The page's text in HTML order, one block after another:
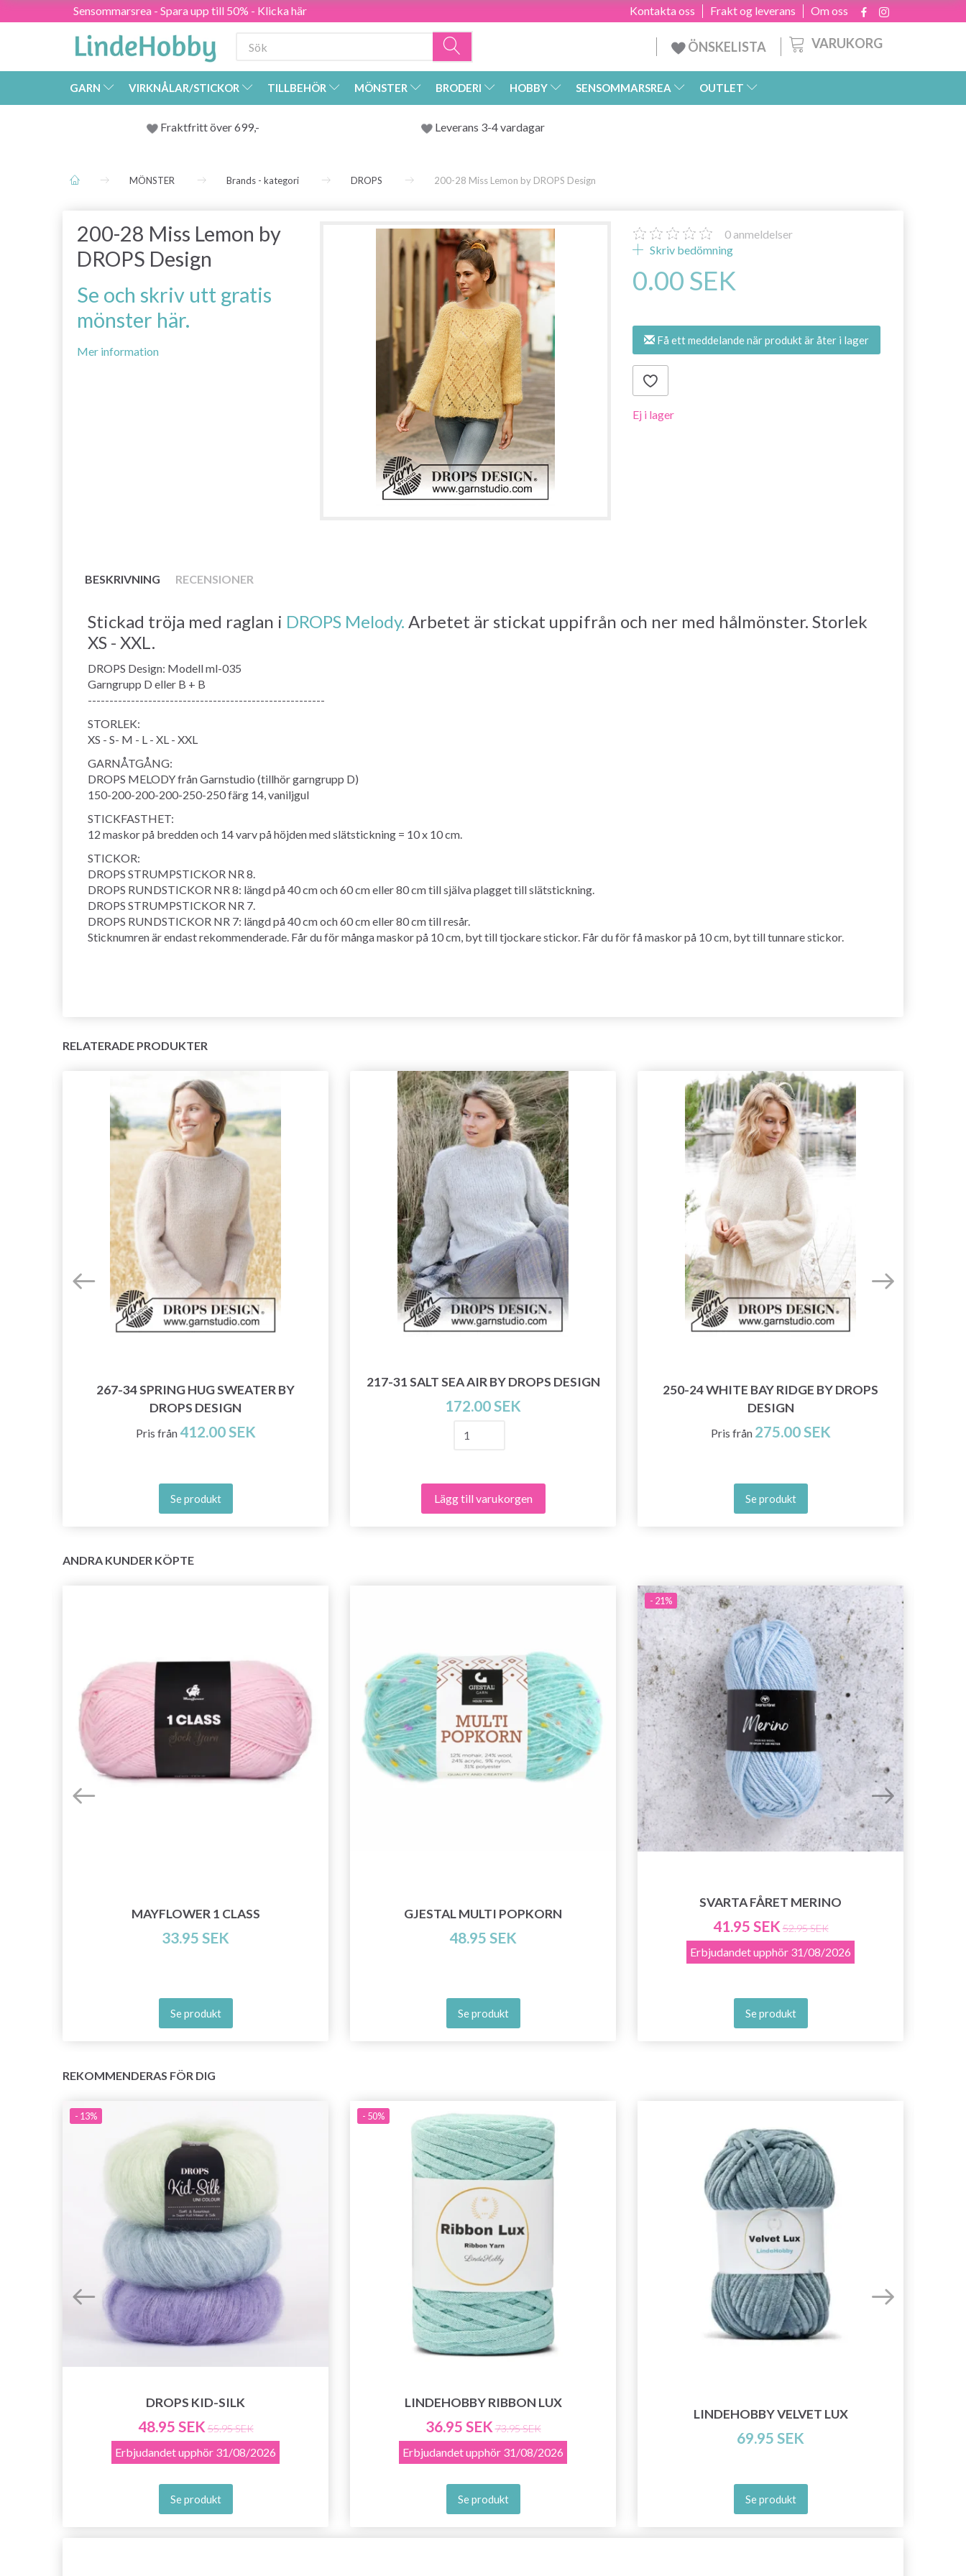
Sensommarsrea - Spara upp till 50% - Klicka här Om oss
Frakt og leverans
Kontakta oss
VARUKORG
ÖNSKELISTA
GARN VIRKNÅLAR/STICKOR TILLBEHÖR MÖNSTER BRODERI HOBBY SENSOMMARSREA OUTLET
Fraktfritt över 699,- Leverans 3-4 vardagar
MÖNSTER Brands - kategori DROPS 200-28 Miss Lemon by DROPS Design
200-28 Miss Lemon by
DROPS Design
Se och skriv utt gratis
mönster här.
Mer information
0 anmeldelser
Skriv bedömning
0.00 SEK
Få ett meddelande när produkt är åter i lager
Ej i lager
BESKRIVNING RECENSIONER
Stickad tröja med raglan i DROPS Melody. Arbetet är stickat uppifrån och ner med hålmönster. Storlek
XS - XXL.
DROPS Design: Modell ml-035
Garngrupp D eller B + B
-------------------------------------------------------
STORLEK:
XS - S- M - L - XL - XXL
GARNÅTGÅNG:
DROPS MELODY från Garnstudio (tillhör garngrupp D)
150-200-200-200-250-250 färg 14, vaniljgul
STICKFASTHET:
12 maskor på bredden och 14 varv på höjden med slätstickning = 10 x 10 cm.
STICKOR:
DROPS STRUMPSTICKOR NR 8.
DROPS RUNDSTICKOR NR 8: längd på 40 cm och 60 cm eller 80 cm till själva plagget till slätstickning.
DROPS STRUMPSTICKOR NR 7.
DROPS RUNDSTICKOR NR 7: längd på 40 cm och 60 cm eller 80 cm till resår.
Sticknumren är endast rekommenderade. Får du för många maskor på 10 cm, byt till tjockare stickor. Får du för få maskor på 10 cm, byt till tunnare stickor.
RELATERADE PRODUKTER
267-34 SPRING HUG SWEATER BY
DROPS DESIGN
Pris från412.00 SEK
Se produkt
217-31 SALT SEA AIR BY DROPS DESIGN
172.00 SEK
Lägg till varukorgen
250-24 WHITE BAY RIDGE BY DROPS
DESIGN
Pris från 275.00 SEK
Se produkt
ANDRA KUNDER KÖPTE
MAYFLOWER 1 CLASS
33.95 SEK
Se produkt
GJESTAL MULTI POPKORN
48.95 SEK
Se produkt
- 21%
SVARTA FÅRET MERINO
41.95 SEK 52.95 SEK
Erbjudandet upphör 31/08/2026
Se produkt
REKOMMENDERAS FÖR DIG
- 13%
DROPS KID-SILK
48.95 SEK 55.95 SEK
Erbjudandet upphör 31/08/2026
Se produkt
- 50%
LINDEHOBBY RIBBON LUX
36.95 SEK 73.95 SEK
Erbjudandet upphör 31/08/2026
Se produkt
LINDEHOBBY VELVET LUX
69.95 SEK
Se produkt
Prenumerera
Nej tack